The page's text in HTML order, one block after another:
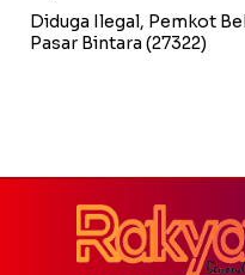
Diduga Ilegal, Pemkot
Pasar Bintara (27322)